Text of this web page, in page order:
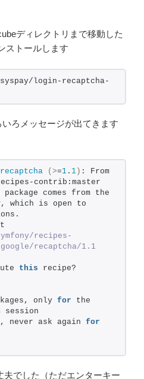
ディレクトリまで移動した
ストールします
login-recaptcha-
ろメッセージが出てきます
recaptcha (>=1 . 1 ) : From
contrib:master
which is open to
recipes-
recaptcha/1.1
this recipe?
only for the
never ask again for
夫でした（ただエンターキー